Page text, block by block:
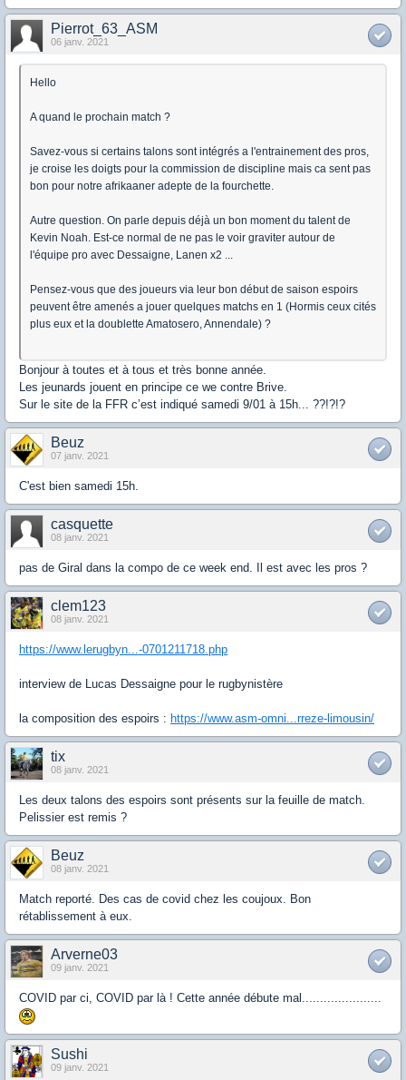
Pierrot_63_ASM
06 janv. 2021
Hello
A quand le prochain match ?
Savez-vous si certains talons sont intégrés a l'entrainement des pros,
je croise les doigts pour la commission de discipline mais ca sent pas
bon pour notre afrikaaner adepte de la fourchette.
Autre question. On parle depuis déjà un bon moment du talent de
Kevin Noah. Est-ce normal de ne pas le voir graviter autour de
l'équipe pro avec Dessaigne, Lanen x2 ...
Pensez-vous que des joueurs via leur bon début de saison espoirs
peuvent être amenés a jouer quelques matchs en 1 (Hormis ceux cités
plus eux et la doublette Amatosero, Annendale) ?
Bonjour à toutes et à tous et très bonne année.
Les jeunards jouent en principe ce we contre Brive.
Sur le site de la FFR c’est indiqué samedi 9/01 à 15h... ??!?!?
Beuz
07 janv. 2021
C'est bien samedi 15h.
casquette
08 janv. 2021
pas de Giral dans la compo de ce week end. Il est avec les pros ?
clem123
08 janv. 2021
https://www.lerugbyn...-0701211718.php
interview de Lucas Dessaigne pour le rugbynistère
la composition des espoirs : https://www.asm-omni...rreze-limousin/
tix
08 janv. 2021
Les deux talons des espoirs sont présents sur la feuille de match.
Pelissier est remis ?
Beuz
08 janv. 2021
Match reporté. Des cas de covid chez les coujoux. Bon
rétablissement à eux.
Arverne03
09 janv. 2021
COVID par ci, COVID par là ! Cette année débute mal......................
Sushi
09 janv. 2021